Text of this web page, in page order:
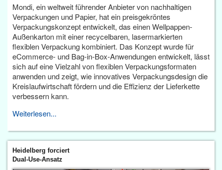
Mondi, ein weltweit führender Anbieter von nachhaltigen
Verpackungen und Papier, hat ein preisgekröntes
Verpackungskonzept entwickelt, das einen Wellpappen-
Außenkarton mit einer recycelbaren, lasermarkierten
flexiblen Verpackung kombiniert. Das Konzept wurde für
eCommerce- und Bag-in-Box-Anwendungen entwickelt, lässt
sich auf eine Vielzahl von flexiblen Verpackungsformaten
anwenden und zeigt, wie innovatives Verpackungsdesign die
Kreislaufwirtschaft fördern und die Effizienz der Lieferkette
verbessern kann.
Weiterlesen...
Heidelberg forciert
Dual-Use-Ansatz